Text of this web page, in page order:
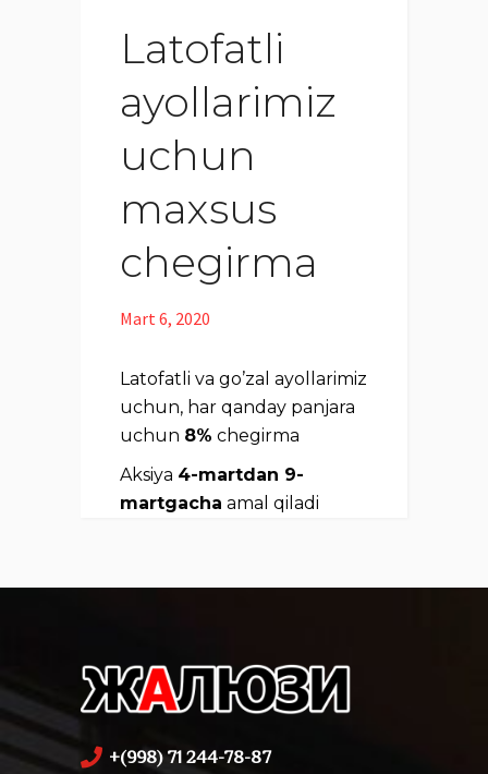
Latofatli
ayollarimiz
uchun
maxsus
chegirma
Mart 6, 2020
Latofatli va go’zal ayollarimiz
uchun, har qanday panjara
uchun 8% chegirma
Aksiya 4-martdan 9-
martgacha amal qiladi
+(998) 71 244-78-87